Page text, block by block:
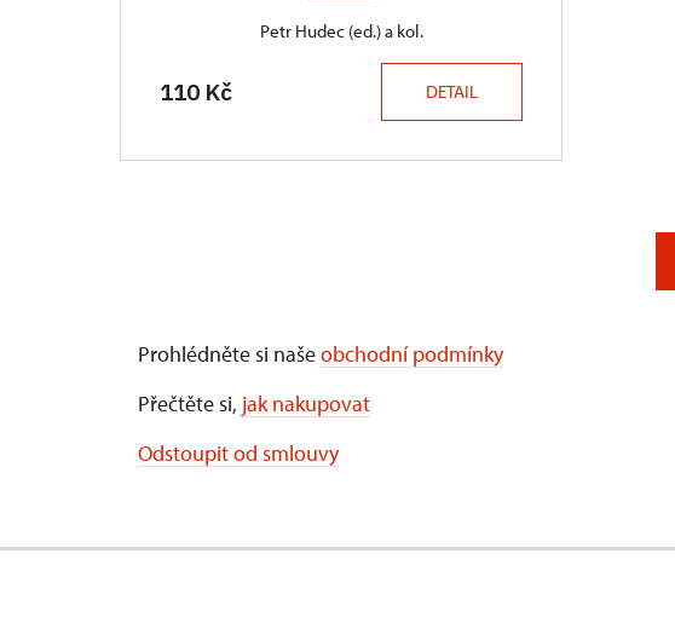
Petr Hudec (ed.) a kol.
110 Kč DETAIL
Prohlédněte si našeobchodní podmínky
Přečtěte si, jak nakupovat
Odstoupit od smlouvy